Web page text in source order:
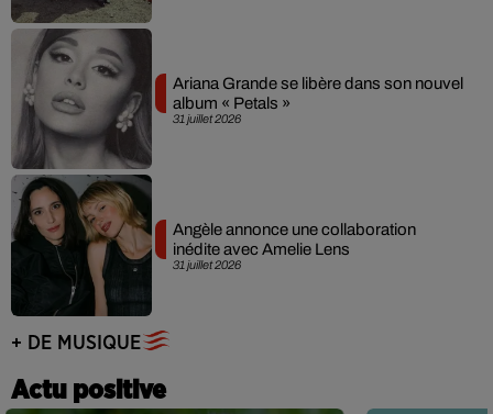
31 juillet 2026
Ariana Grande se libère dans son nouvel
album « Petals »
31 juillet 2026
Angèle annonce une collaboration
inédite avec Amelie Lens
+ DE MUSIQUE
Actu positive